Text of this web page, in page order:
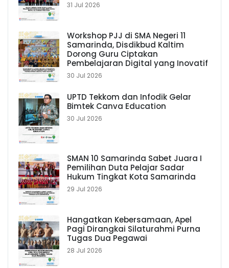
31 Jul 2026
Workshop PJJ di SMA Negeri 11
Samarinda, Disdikbud Kaltim
Dorong Guru Ciptakan
Pembelajaran Digital yang Inovatif
30 Jul 2026
UPTD Tekkom dan Infodik Gelar
Bimtek Canva Education
30 Jul 2026
SMAN 10 Samarinda Sabet Juara I
Pemilihan Duta Pelajar Sadar
Hukum Tingkat Kota Samarinda
29 Jul 2026
Hangatkan Kebersamaan, Apel
Pagi Dirangkai Silaturahmi Purna
Tugas Dua Pegawai
28 Jul 2026